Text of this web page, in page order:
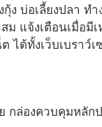
กุ้ง บ่อเลี้ยงปลา
ม แจ้งเตือนเมื่อ
ได้ทั้งเว็บเบรา
กล่องควบคุมหลัก